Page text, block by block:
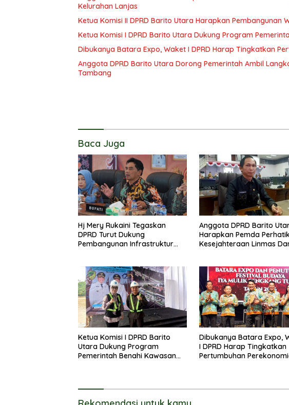
Kelurahan Lanjas
Ketua Komisi II DPRD Barito Utara Harapkan Pembangunan
Ketua Komisi I DPRD Barito Utara Dukung Program
Dibukanya Batara Expo, Waket I DPRD Harap Tingkatkan
Anggota DPRD Barito Utara Dorong Pemerintah Ambil
Tambang
Baca Juga
Hj Mery Rukaini Tegaskan
DPRD Turut Dukung
Pembangunan Infrastruktur
Anggota DPRD Barito
Harapkan Pemda
Kesejahteraan Linmas
Ketua Komisi I DPRD Barito
Utara Dukung Program
Pemerintah Benahi Kawasan
Dibukanya Batara Expo,
I DPRD Harap Tingkatkan
Pertumbuhan